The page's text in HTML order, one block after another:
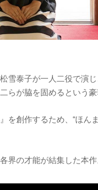
雪泰子が一人二役で演
らが脇を固めるという豪
を創作するため、“ほん
界の才能が結集した本作